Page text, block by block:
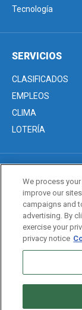
Tecnología
SERVICIOS
CLASIFICADOS
EMPLEOS
CLIMA
LOTERÍA
Advertise with
Politica de
Editorial Guidelines
Sitemap
We process
improve our
campaigns and
advertising. By
exercise your
privacy notice